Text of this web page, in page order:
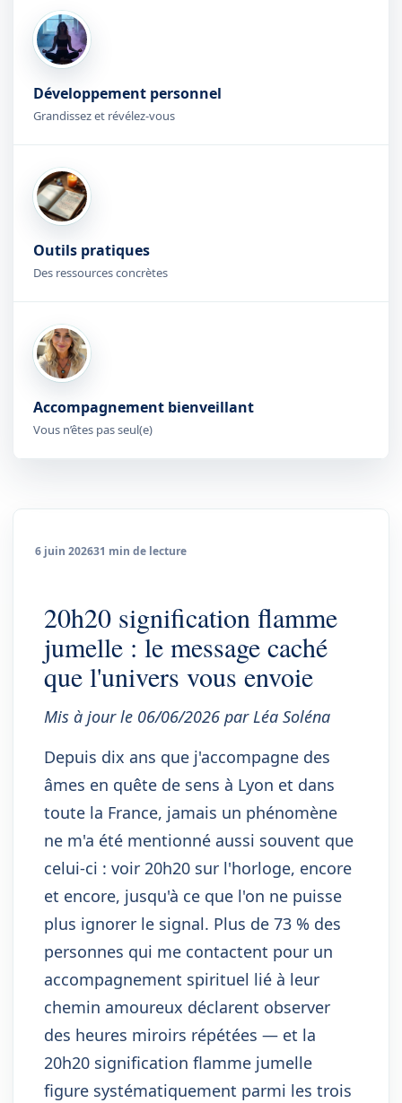
Développement personnel
Grandissez et révélez-vous
Outils pratiques
Des ressources concrètes
Accompagnement bienveillant
Vous n’êtes pas seul(e)
6 juin 202631 min de lecture
20h20 signification flamme
jumelle : le message caché
que l'univers vous envoie
Mis à jour le 06/06/2026 par Léa Soléna
Depuis dix ans que j'accompagne des
âmes en quête de sens à Lyon et dans
toute la France, jamais un phénomène
ne m'a été mentionné aussi souvent que
celui-ci : voir 20h20 sur l'horloge, encore
et encore, jusqu'à ce que l'on ne puisse
plus ignorer le signal. Plus de 73 % des
personnes qui me contactent pour un
accompagnement spirituel lié à leur
chemin amoureux déclarent observer
des heures miroirs répétées — et la
20h20 signification flamme jumelle
figure systématiquement parmi les trois